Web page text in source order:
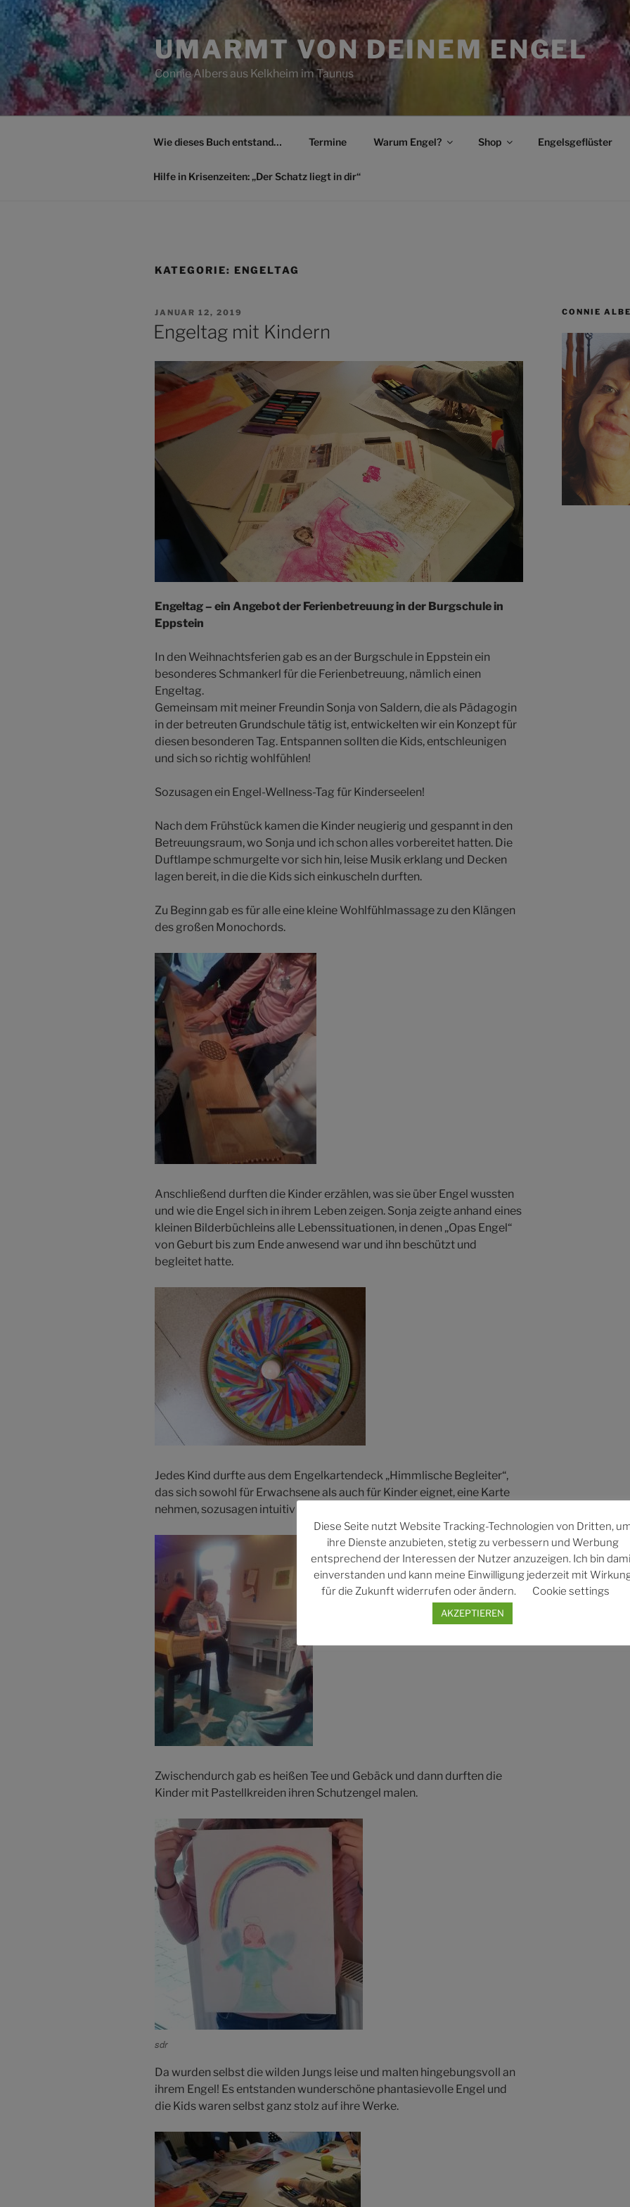
Zum
Inhalt
springen
UMARMT VON DEINEM ENGEL
Connie Albers aus Kelkheim im Taunus
Wie dieses Buch entstand… Termine Warum Engel? Shop Engelsgeflüster
Hilfe in Krisenzeiten: „Der Schatz liegt in dir“
KATEGORIE: ENGELTAG
VERÖFFENTLICHT
AM
JANUAR 12, 2019
Engeltag mit Kindern
Engeltag – ein Angebot der Ferienbetreuung in der Burgschule in
Eppstein
In den Weihnachtsferien gab es an der Burgschule in Eppstein ein
besonderes Schmankerl für die Ferienbetreuung, nämlich einen
Engeltag.
Gemeinsam mit meiner Freundin Sonja von Saldern, die als Pädagogin
in der betreuten Grundschule tätig ist, entwickelten wir ein Konzept für
diesen besonderen Tag. Entspannen sollten die Kids, entschleunigen
und sich so richtig wohlfühlen!
Sozusagen ein Engel-Wellness-Tag für Kinderseelen!
Nach dem Frühstück kamen die Kinder neugierig und gespannt in den
Betreuungsraum, wo Sonja und ich schon alles vorbereitet hatten. Die
Duftlampe schmurgelte vor sich hin, leise Musik erklang und Decken
lagen bereit, in die die Kids sich einkuscheln durften.
Zu Beginn gab es für alle eine kleine Wohlfühlmassage zu den Klängen
des großen Monochords.
Anschließend durften die Kinder erzählen, was sie über Engel wussten
und wie die Engel sich in ihrem Leben zeigen. Sonja zeigte anhand eines
kleinen Bilderbüchleins alle Lebenssituationen, in denen „Opas Engel“
von Geburt bis zum Ende anwesend war und ihn beschützt und
begleitet hatte.
Jedes Kind durfte aus dem Engelkartendeck „Himmlische Begleiter“,
das sich sowohl für Erwachsene als auch für Kinder eignet, eine Karte
nehmen, sozusagen intuitiv seinen Schutzengel ziehen.
Zwischendurch gab es heißen Tee und Gebäck und dann durften die
Kinder mit Pastellkreiden ihren Schutzengel malen.
sdr
Da wurden selbst die wilden Jungs leise und malten hingebungsvoll an
ihrem Engel! Es entstanden wunderschöne phantasievolle Engel und
die Kids waren selbst ganz stolz auf ihre Werke.
CONNIE
Diese Seite nutzt Website Tracking-Technologien von Dritten,
ihre Dienste anzubieten, stetig zu verbessern und Werbung
entsprechend der Interessen der Nutzer anzuzeigen. Ich bin
einverstanden und kann meine Einwilligung jederzeit mit
für die Zukunft widerrufen oder ändern.
Cookie settings
AKZEPTIEREN